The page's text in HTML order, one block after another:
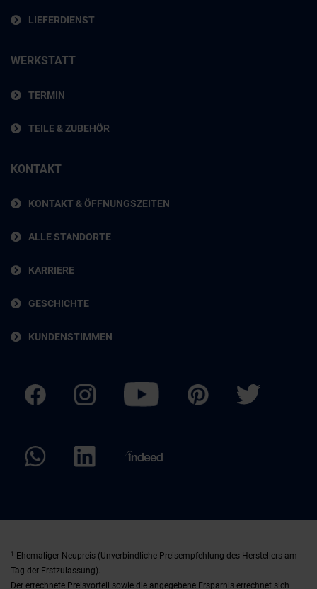
LIEFERDIENST
WERKSTATT
TERMIN
TEILE & ZUBEHÖR
KONTAKT
KONTAKT & ÖFFNUNGSZEITEN
ALLE STANDORTE
KARRIERE
GESCHICHTE
KUNDENSTIMMEN
1
Ehemaliger Neupreis (Unverbindliche Preisempfehlung des Herstellers am
Tag der Erstzulassung).
Der errechnete Preisvorteil sowie die angegebene Ersparnis errechnet sich